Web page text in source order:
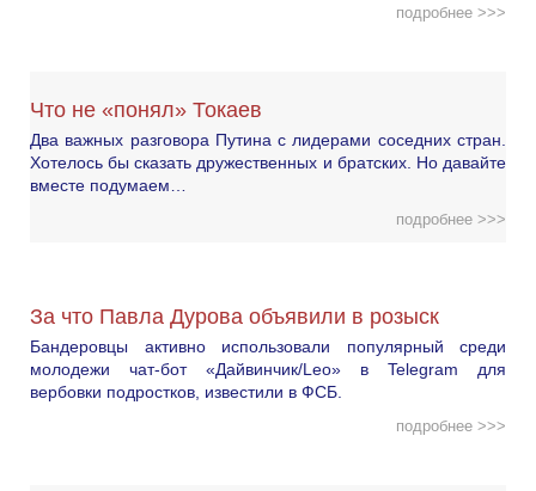
подробнее >>>
Что не «понял» Токаев
Два важных разговора Путина с лидерами соседних стран.
Хотелось бы сказать дружественных и братских. Но давайте
вместе подумаем…
подробнее >>>
За что Павла Дурова объявили в розыск
Бандеровцы активно использовали популярный среди
молодежи чат-бот «Дайвинчик/Leo» в Telegram для
вербовки подростков, известили в ФСБ.
подробнее >>>